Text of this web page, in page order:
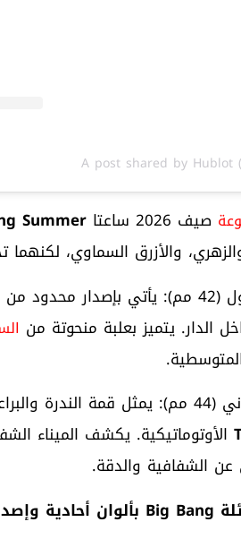
A post shared by Hublot
صيف 2026 ساعتا Summer
والأزرق السماوي،
ويعمل بمعايرة
الدار. يتميز بعلبة منحوتة من
10 قطع فقط، ويعمل بحركة
الأوتوماتيكية. يكشف الميناء
عن الشفافية والدقة.
بألوان أحادية